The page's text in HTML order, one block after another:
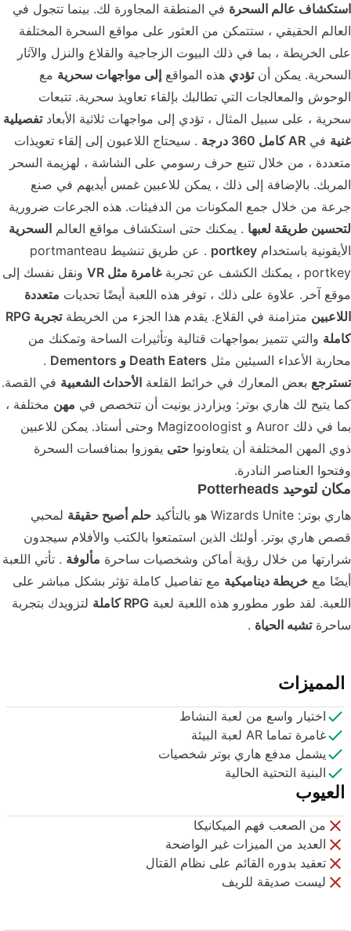
استكشاف عالم السحرة في المنطقة المجاورة لك. بينما تتجول في
العالم الحقيقي ، ستتمكن من العثور على مواقع السحرة المختلفة
على الخريطة ، بما في ذلك البيوت الزجاجية والقلاع والنزل والآثار
السحرية. يمكن أنتؤدي هذه المواقع إلى مواجهات سحرية مع
الوحوش والمعالجات التي تطالبك بإلقاء تعاويذ سحرية. تتبعات
سحرية ، على سبيل المثال ، تؤدي إلى مواجهات ثلاثية الأبعادتفصيلية
غنية في AR كامل 360 درجة
. سيحتاج اللاعبون إلى إلقاء تعويذات
متعددة ، من خلال تتبع حرف رسومي على الشاشة ، لهزيمة السحر
المربك. بالإضافة إلى ذلك ، يمكن للاعبين غمس أيديهم في صنع
جرعة من خلال جمع المكونات من الدفيئات. هذه الجرعات ضرورية
لتحسين طريقة لعبها . يمكنك حتى استكشاف مواقع العالم السحرية
الأيقونية باستخدام portkey
. عن طريق تنشيط portmanteau
portkey ، يمكنك الكشف عن تجربة
غامرة مثل VR
ونقل نفسك إلى
موقع آخر. علاوة على ذلك ، توفر هذه اللعبة أيضًا تحديات متعددة
اللاعبين متزامنة في القلاع. يقدم هذا الجزء من الخريطة
تجربة RPG
كاملة والتي تتميز بمواجهات قتالية وتأثيرات الساحة وتمكنك من
محاربة الأعداء السيئين مثل Death Eaters و Dementors
.
تسترجع بعض المعارك في خرائط القلعة الأحداث الشعبية في القصة.
كما يتيح لك هاري بوتر: ويزاردز يونيت أن تتخصص في مهن مختلفة ،
بما في ذلك Auror و Magizoologist وحتى أستاذ. يمكن للاعبين
ذوي المهن المختلفة أن يتعاونوا حتى يفوزوا بمنافسات السحرة
وفتحوا العناصر النادرة.
مكان لتوحيد Potterheads
هاري بوتر: Wizards Unite هو بالتأكيد
حلم أصبح حقيقة لمحبي
قصص هاري بوتر. أولئك الذين استمتعوا بالكتب والأفلام سيجدون
شرارتها من خلال رؤية أماكن وشخصيات ساحرة مألوفة . تأتي اللعبة
أيضًا مع خريطة ديناميكية مع تفاصيل كاملة تؤثر بشكل مباشر على
اللعبة. لقد طور مطورو هذه اللعبة لعبة RPG كاملة
لتزويدك بتجربة
ساحرةتشبه الحياة .
المميزات
اختيار واسع من لعبة النشاط
غامرة تماما AR لعبة البيئة
يشمل مدفع هاري بوتر شخصيات
البنية التحتية الحالية
العيوب
من الصعب فهم الميكانيكا
العديد من الميزات غير الواضحة
تعقيد بدوره القائم على نظام القتال
ليست صديقة للريف